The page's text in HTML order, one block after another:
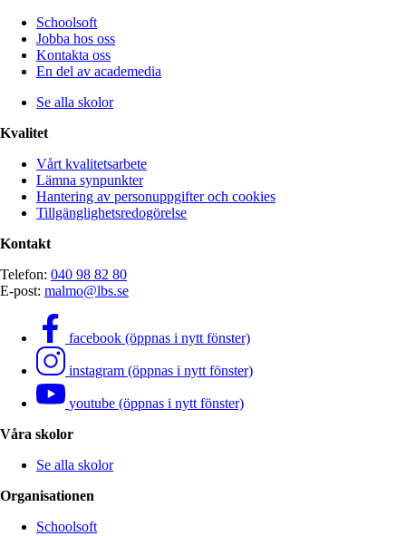
Schoolsoft
Jobba hos oss
Kontakta oss
En del av academedia
Se alla skolor
Kvalitet
Vårt kvalitetsarbete
Lämna synpunkter
Hantering av personuppgifter och cookies
Tillgänglighetsredogörelse
Kontakt
Telefon: 040 98 82 80
E-post: malmo@lbs.se
facebook (öppnas i nytt fönster)
instagram (öppnas i nytt fönster)
youtube (öppnas i nytt fönster)
Våra skolor
Se alla skolor
Organisationen
Schoolsoft